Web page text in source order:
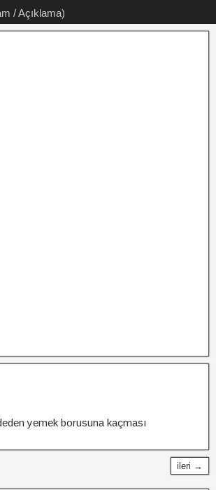
/ Açıklama)
yemek borusuna kaçması
ileri →